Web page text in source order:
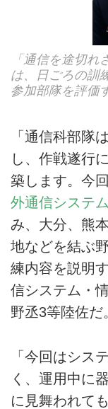
「通信を途切
は、日ごろの訓
参加部隊を評価
「通信科部隊
し、作戦遂行
築します。今
外通信システム
み、大分、熊
地などを結ぶ
練内容を説明
信システム・
野丞3等陸佐だ
「今回はシス
く、運用中に
に見舞われて